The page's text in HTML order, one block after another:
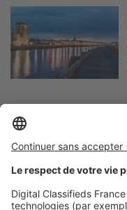
Image
Logic-Immo c’est aussi …